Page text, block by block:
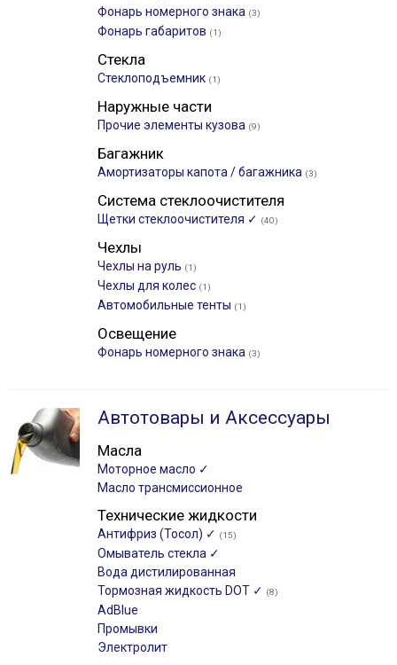
Фонарь номерного знака (3)
Фонарь габаритов (1)
Стекла
Стеклоподъемник (1)
Наружные части
Прочие элементы кузова (9)
Багажник
Амортизаторы капота / багажника (3)
Система стеклоочистителя
Щетки стеклоочистителя ✓ (40)
Чехлы
Чехлы на руль (1)
Чехлы для колес (1)
Автомобильные тенты (1)
Освещение
Фонарь номерного знака (3)
Автотовары и Аксессуары
Масла
Моторное масло ✓
Масло трансмиссионное
Технические жидкости
Антифриз (Тосол) ✓ (15)
Омыватель стекла ✓
Вода дистилированная
Тормозная жидкость DOT ✓ (8)
AdBlue
Промывки
Электролит